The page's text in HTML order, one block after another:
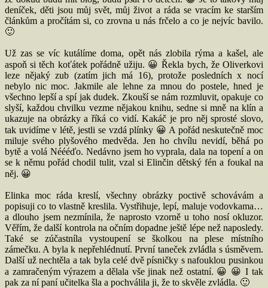
deníček, děti jsou můj svět, můj život a ráda se vracím ke starším
článkům a pročítám si, co zrovna u nás frčelo a co je nejvíc bavilo.
🙂
Už zas se víc kutálíme doma, opět nás zlobila rýma a kašel, ale
aspoň si těch koťátek pořádně užiju. 😀 Řekla bych, že Oliverkovi
leze nějaký zub (zatím jich má 16), protože posledních x nocí
nebylo nic moc. Jakmile ale lehne za mnou do postele, hned je
všechno lepší a spí jak dudek. Zkouší se nám rozmluvit, opakuje co
slyší, každou chvilku vezme nějakou knihu, sedne si mně na klín a
ukazuje na obrázky a říká co vidí. Kakáč je pro něj sprosté slovo,
tak uvidíme v létě, jestli se vzdá plínky 😀 A pořád neskutečně moc
miluje svého plyšového medvěda. Jen ho chvílu nevidí, běhá po
bytě a volá Néééďo. Nedávno jsem ho vyprala, dala na topení a on
se k němu pořád chodil tulit, vzal si Elinčin dětský fén a foukal na
něj. 😀
Elinka moc ráda kreslí, všechny obrázky poctivě schovávám a
popisuji co to vlastně kreslila. Vystřihuje, lepí, maluje vodovkama…
a dlouho jsem nezmínila, že naprosto vzorně u toho nosí okluzor.
Věřím, že další kontrola na očním dopadne ještě lépe než naposledy.
Také se zúčastníla vystoupení se školkou na plese místního
zámečku. A byla k nepřehlédnutí. První taneček zvládla s úsměvem.
Další už nechtěla a tak byla celé dvě písničky s nafouklou pusinkou
a zamračeným výrazem a dělala vše jinak než ostatní. 😀 😀 I tak
pak za ní paní učitelka šla a pochválila ji, že to skvěle zvládla. 🙂